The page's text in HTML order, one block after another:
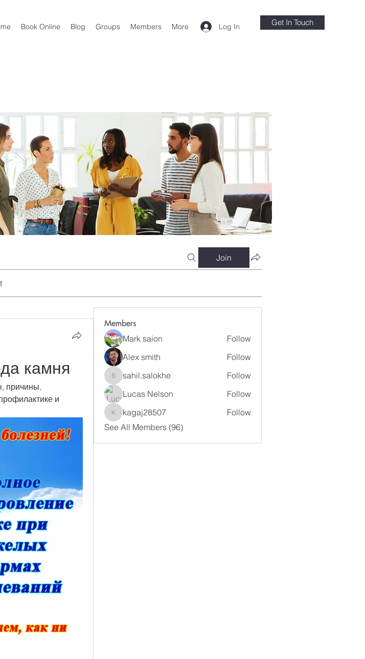
Log In
Book Online Blog Groups Members More Get In Touch
Join
камня
причины,
и
Members
Mark saion
Follow
Alex smith
Follow
sahil.salokhe
sahil.salokhe
Follow
Lucas Nelson
Follow
kagaj28507
kagaj28507
Follow
See All Members (96)